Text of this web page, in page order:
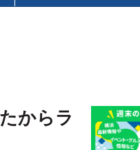
からラ